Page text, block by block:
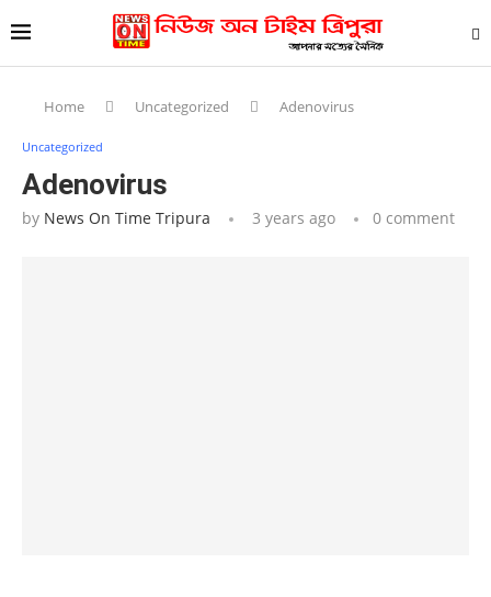
Home Uncategorized Adenovirus
Uncategorized
Adenovirus
by News On Time Tripura 3 years ago 0 comment